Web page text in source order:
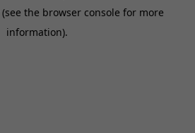
(see the browser console for more
information).